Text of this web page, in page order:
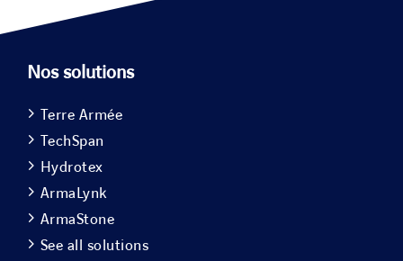
Nos solutions
Terre Armée
TechSpan
Hydrotex
ArmaLynk
ArmaStone
See all solutions